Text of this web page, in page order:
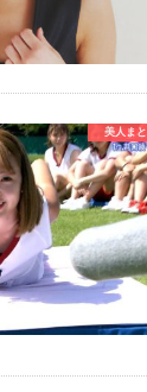
美人ま